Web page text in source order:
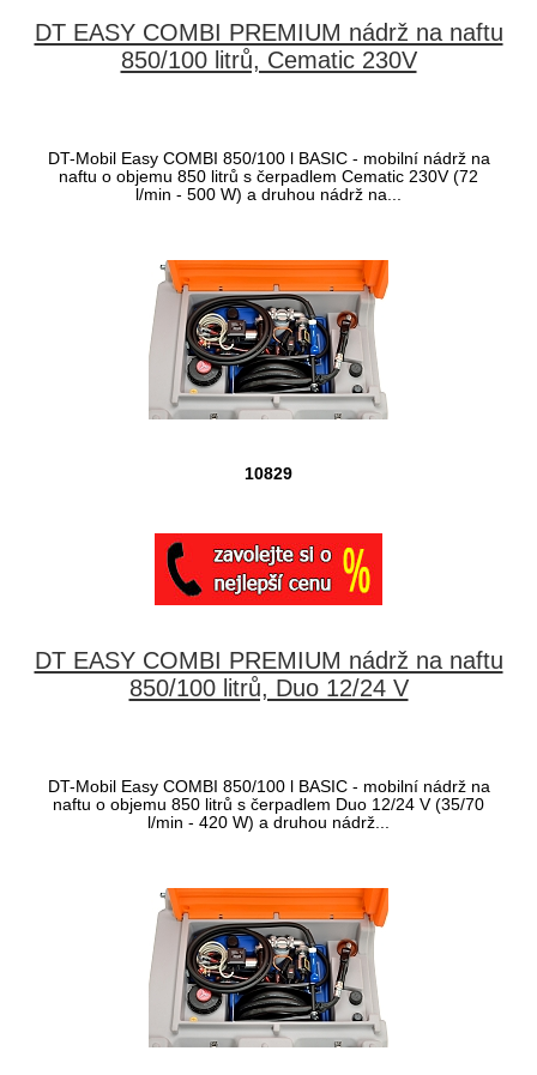
DT EASY COMBI PREMIUM nádrž na naftu
850/100 litrů, Cematic 230V
DT-Mobil Easy COMBI 850/100 l BASIC - mobilní nádrž na
naftu o objemu 850 litrů s čerpadlem Cematic 230V (72
l/min - 500 W) a druhou nádrž na...
10829
DT EASY COMBI PREMIUM nádrž na naftu
850/100 litrů, Duo 12/24 V
DT-Mobil Easy COMBI 850/100 l BASIC - mobilní nádrž na
naftu o objemu 850 litrů s čerpadlem Duo 12/24 V (35/70
l/min - 420 W) a druhou nádrž...